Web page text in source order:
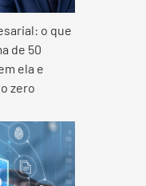
o que
de 50
ela e
zero